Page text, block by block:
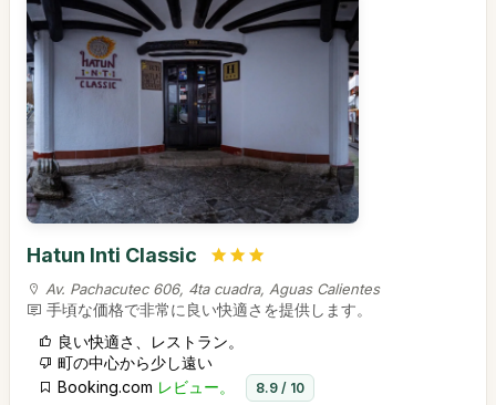
Hatun Inti Classic
Av. Pachacutec 606, 4ta cuadra, Aguas Calientes
手頃な価格で非常に良い快適さを提供します。
良い快適さ、レストラン。
町の中心から少し遠い
Booking.com レビュー。 8.9 / 10